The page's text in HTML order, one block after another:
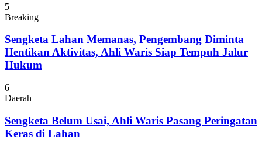
5
Breaking
Sengketa Lahan Memanas, Pengembang Diminta
Hentikan Aktivitas, Ahli Waris Siap Tempuh Jalur
Hukum
6
Daerah
Sengketa Belum Usai, Ahli Waris Pasang Peringatan
Keras di Lahan